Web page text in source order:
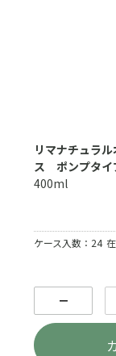
リマナチュラ
ス ポンプタイ
400ml
ケース入数：24
－